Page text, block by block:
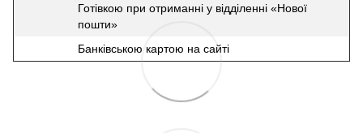
Готівкою при отриманні у відділенні «Нової
пошти»
Банківською картою на сайті